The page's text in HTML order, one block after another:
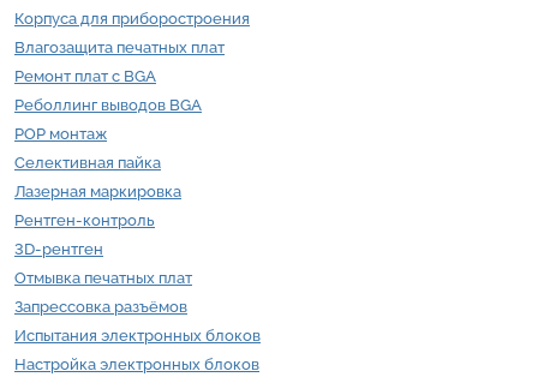
Корпуса для приборостроения
Влагозащита печатных плат
Ремонт плат с BGA
Реболлинг выводов BGA
POP монтаж
Селективная пайка
Лазерная маркировка
Рентген-контроль
3D-рентген
Отмывка печатных плат
Запрессовка разъёмов
Испытания электронных блоков
Настройка электронных блоков